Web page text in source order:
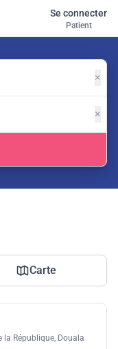
Se connecter
Patient
×
×
Carte
la République, Douala